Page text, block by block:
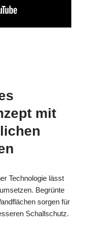
mit
Technologie lässt
Begrünte
sorgen für
Schallschutz.